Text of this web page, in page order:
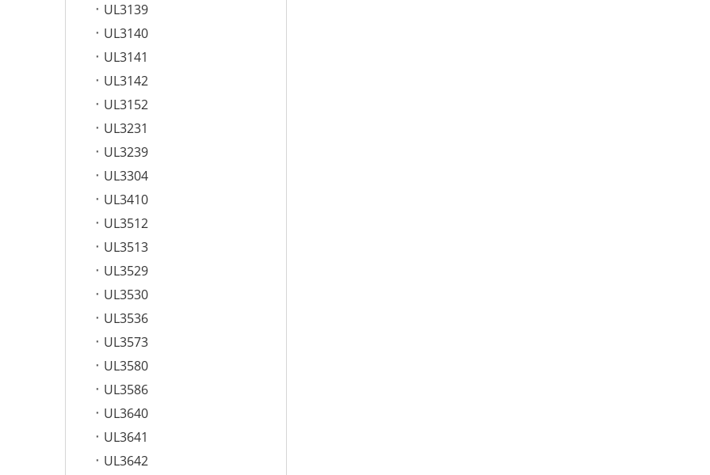
UL3139
UL3140
UL3141
UL3142
UL3152
UL3231
UL3239
UL3304
UL3410
UL3512
UL3513
UL3529
UL3530
UL3536
UL3573
UL3580
UL3586
UL3640
UL3641
UL3642